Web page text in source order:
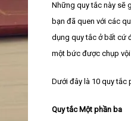
Những quy tắc này sẽ
bạn đã quen với các
dụng quy tắc ở bất cứ
một bức được chụp
Dưới đây là 10 quy tắc
Quy tắc Một phần ba